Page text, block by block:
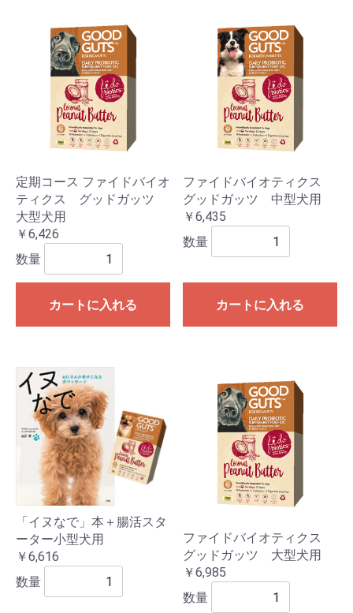
定期コース ファイドバイオ
ティクス グッドガッツ
大型犬用
￥6,426
数量
カートに入れる
ファイドバイオティクス
グッドガッツ 中型犬用
￥6,435
数量
カートに入れる
「イヌなで」本＋腸活スタ
ーター小型犬用
￥6,616
数量
ファイドバイオティクス
グッドガッツ 大型犬用
￥6,985
数量